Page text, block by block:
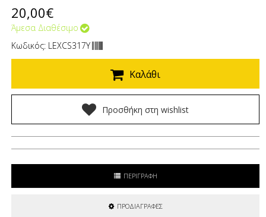
20,00€
Άμεσα Διαθέσιμο
Κωδικός: LEXCS317Y
Καλάθι
Προσθήκη στη wishlist
ΠΕΡΙΓΡΑΦΗ
ΠΡΟΔΙΑΓΡΑΦΕΣ